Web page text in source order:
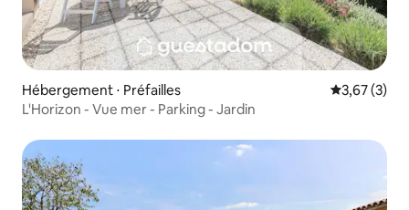
Hébergement ⋅ Préfailles Évaluation
3,67 (3)
L'Horizon - Vue mer - Parking - Jardin